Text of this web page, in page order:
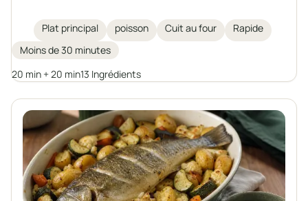
délicats sont cuits au four sur un lit de légumes avec
des épices aromatiques, de l'huile d'olive et du
beurre clarifié. Une excellente idée de plat principal
pour toute la famille.
Plat principal poisson Cuit au four
Rapide
Moins de 30 minutes
20 min + 20 min13 Ingrédients